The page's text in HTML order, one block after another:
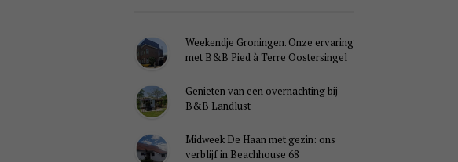
Weekendje Groningen. Onze ervaring
met B&B Pied à Terre Oostersingel
Genieten van een overnachting bij
B&B Landlust
Midweek De Haan met gezin: ons
verblijf in Beachhouse 68